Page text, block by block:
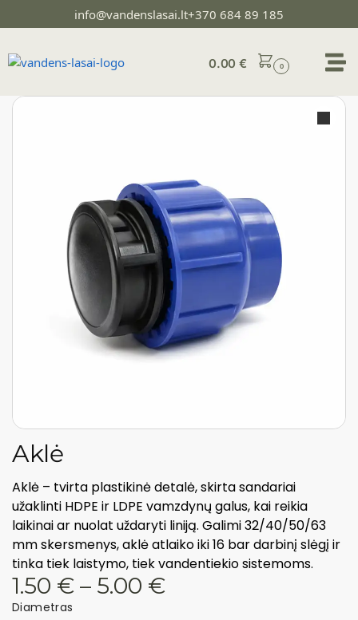
info@vandenslasai.lt+370 684 89 185
0.00€ 0
Aklė
Aklė – tvirta plastikinė detalė, skirta sandariai
užaklinti HDPE ir LDPE vamzdynų galus, kai reikia
laikinai ar nuolat uždaryti liniją. Galimi 32/40/50/63
mm skersmenys, aklė atlaiko iki 16 bar darbinį slėgį ir
tinka tiek laistymo, tiek vandentiekio sistemoms.
1.50 € – 5.00 €
Diametras